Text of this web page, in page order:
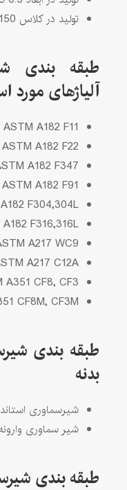
تولید در کلاس 150، 300، 600، 900، 1500 و 2500
طبقه بندی
آلیاژهای مورد
ASTM A182 F11
ASTM A182 F22
A182 F347
ASTM A182 F91
F304,304L
F316,316L
A217 WC9
A217 C12A
A351 CF8, CF3
CF8M, CF3M
طبقه بندی
بدنه
شیرسماوری
شیر سماوری
طبقه بندی